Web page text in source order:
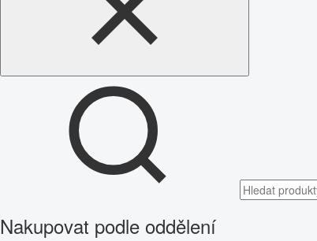
Nakupovat podle oddělení